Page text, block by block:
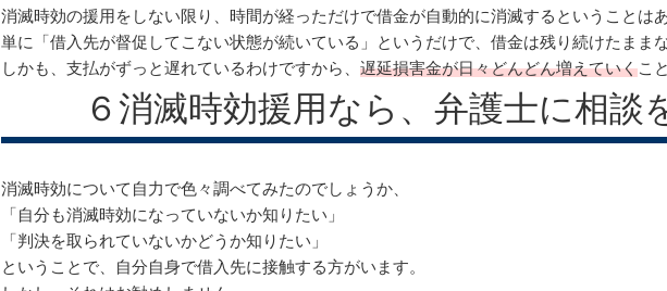
消滅時効の援用をしない限り、時間が経っただけで借金が自動的に消滅するということはあ
単に「借入先が督促してこない状態が続いている」というだけで、借金は残り続けたままな
しかも、支払がずっと遅れているわけですから、 遅延損害金が日々どんどん増えていくこ
６消滅時効援用なら、弁護士に相談
消滅時効について自力で色々調べてみたのでしょうか、
「自分も消滅時効になっていないか知りたい」
「判決を取られていないかどうか知りたい」
ということで、自分自身で借入先に接触する方がいます。